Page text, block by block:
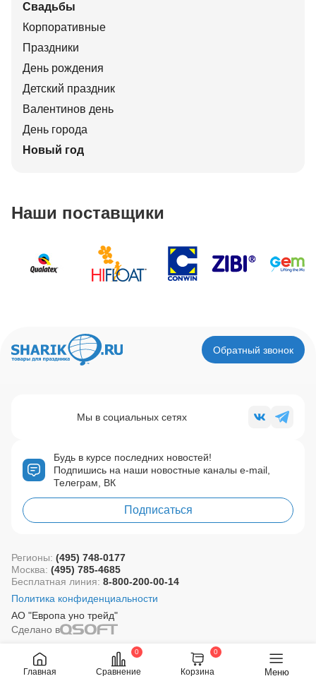
Главная Сравнение
0
Корзина
0
Меню
Свадьбы
Корпоративные
Праздники
День рождения
Детский праздник
Валентинов день
День города
Новый год
Наши поставщики
Обратный звонок
Будь в курсе последних новостей!
Подпишись на наши новостные каналы e-mail,
Телеграм, ВК
Подписаться
Мы в социальных сетях
АО "Европа уно трейд"
Регионы: (495) 748-0177
Москва: (495) 785-4685
Бесплатная линия: 8-800-200-00-14
Политика конфиденциальности
Сделано в